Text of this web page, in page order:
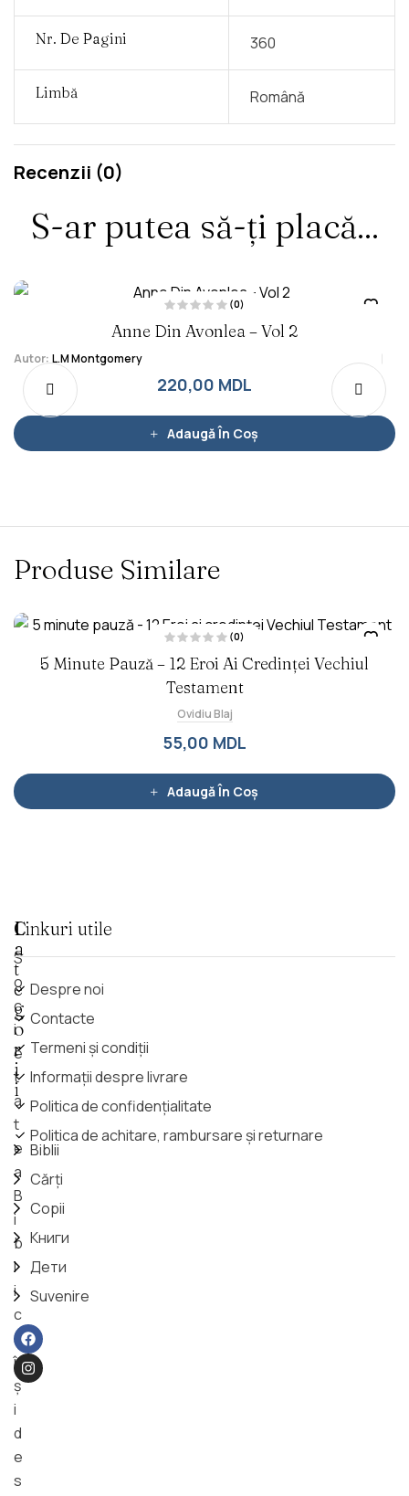
Nr. De Pagini 360
Limbă Română
Recenzii (0)
S-ar putea să-ți placă...
v
a
t
l
n
5
(0)
Anne Din Avonlea – Vol 2
Autor: L.M Montgomery
220,00 MDL
Adaugă În Coș
Produse Similare
l
u
0
d
n
(0)
5 Minute Pauză – 12 Eroi Ai Credinței Vechiul
Testament
Ovidiu Blaj
55,00 MDL
Adaugă În Coș
S
o
c
i
e
t
a
t
e
a
B
i
b
l
i
c
ă
î
ş
i
d
e
s
C
a
t
e
g
o
r
i
i
Biblii
Cărți
Copii
Книги
Дети
Suvenire
Linkuri utile
Despre noi
Contacte
Termeni și condiții
Informații despre livrare
Politica de confidențialitate
Politica de achitare, rambursare și returnare